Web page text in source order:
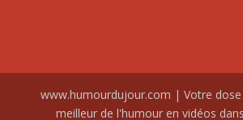
www.humourdujour.com | Votre
meilleur de l'humour en vidéos